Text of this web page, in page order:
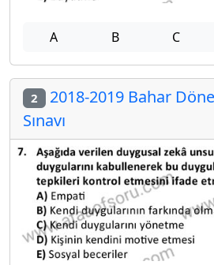
A B C
2 2018-2019 Bahar
Sınavı